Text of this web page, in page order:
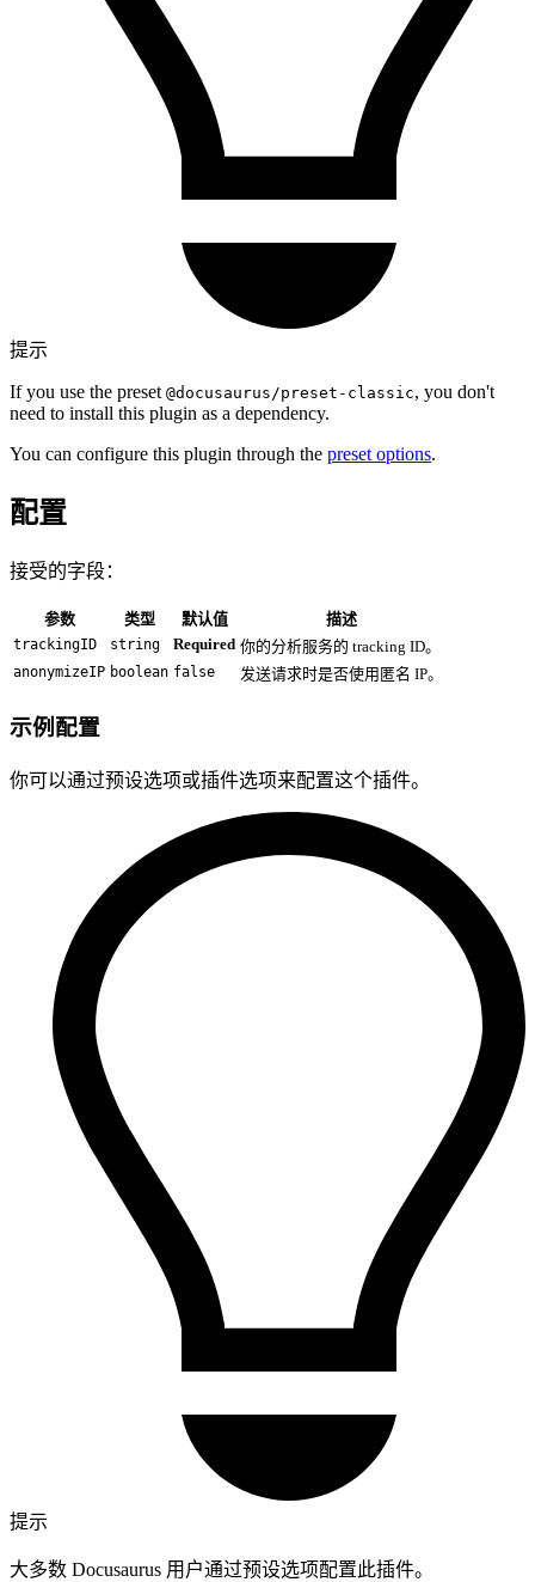
提示
If you use the preset @docusaurus/preset-classic, you don't
need to install this plugin as a dependency.
You can configure this plugin through the preset options.
配置
接受的字段：
参数 类型 默认值 描述
trackingID string Required 你的分析服务的 tracking ID。
anonymizeIP boolean false 发送请求时是否使用匿名 IP。
示例配置
你可以通过预设选项或插件选项来配置这个插件。
提示
大多数 Docusaurus 用户通过预设选项配置此插件。